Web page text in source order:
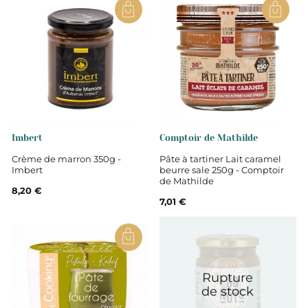
France
Provence-Alpes-Côte d'Azur
lécithine de SOJA.
Sucre, graisses végétales (huiles
et beurre de cacao), pâte de NOISETTES 20%, cacao
maigre en poudre, émulsifiant
Imbert
Crème de marron 350g -
Imbert
8,20 €
Comptoir de Mathilde
Pâte à tartiner Lait caramel
beurre sale 250g - Comptoir
de Mathilde
7,01 €
Rupture
de stock